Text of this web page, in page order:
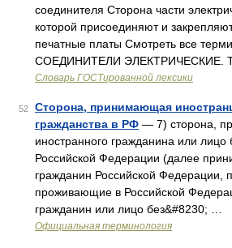
соединителя Сторона части
которой присоединяют и
печатные платы Смотреть все
СОЕДИНИТЕЛИ ЭЛЕКТРИЧЕСКИЕ.
Словарь ГОСТированной лексики
52
Сторона, принимающая
гражданства в РФ — 7) сторона,
иностранного гражданина или лицо
Российской Федерации (далее
гражданин Российской Федерации,
проживающие в Российской
гражданин или лицо без&#8230; …
Официальная терминология